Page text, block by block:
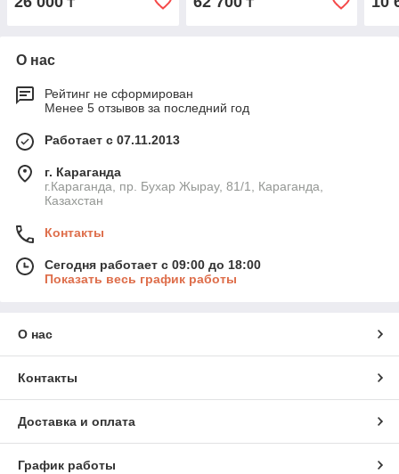
О нас
Рейтинг не сформирован
Менее 5 отзывов за последний год
Работает с 07.11.2013
г. Караганда
г.Караганда, пр. Бухар Жырау, 81/1, Караганда,
Казахстан
Контакты
Сегодня работает с 09:00 до 18:00
Показать весь график работы
О нас
Контакты
Доставка и оплата
График работы